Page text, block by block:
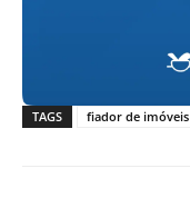
TAGS fiador de imóveis